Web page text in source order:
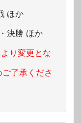
ほか
決勝 ほか
り変更とな
了承くださ